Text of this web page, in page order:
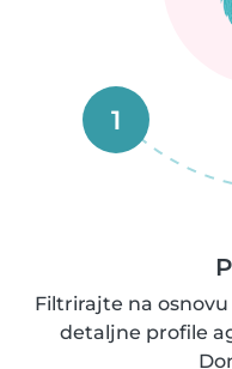
1
Filtrirajte na
detaljne profile